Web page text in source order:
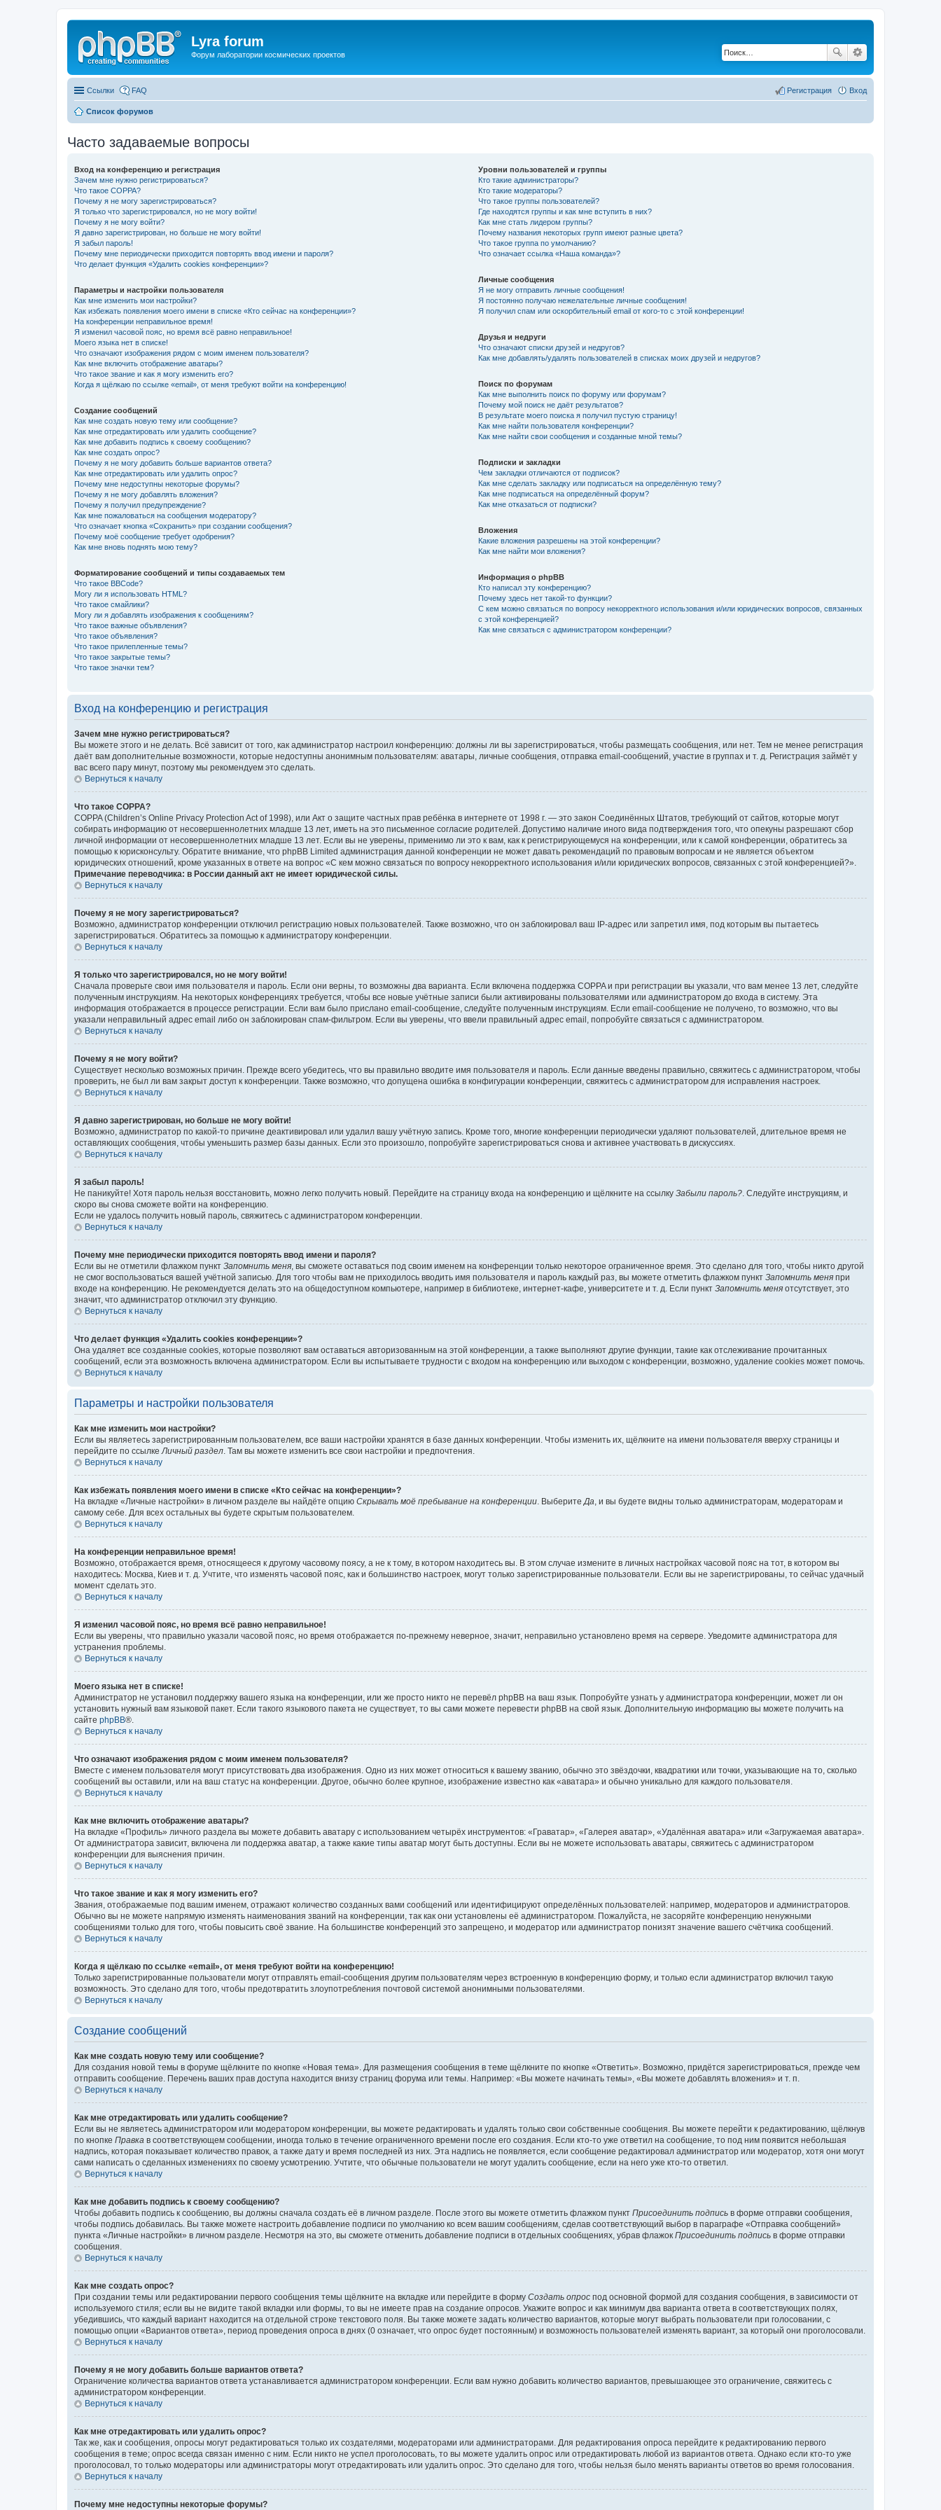
Lyra forum
Форум лаборатории космических проектов
Ссылки FAQ Вход
Регистрация
Список форумов
Часто задаваемые вопросы
Вход на конференцию и регистрация
Зачем мне нужно регистрироваться?
Что такое COPPA?
Почему я не могу зарегистрироваться?
Я только что зарегистрировался, но не могу войти!
Почему я не могу войти?
Я давно зарегистрирован, но больше не могу войти!
Я забыл пароль!
Почему мне периодически приходится повторять ввод имени и пароля?
Что делает функция «Удалить cookies конференции»?
Параметры и настройки пользователя
Как мне изменить мои настройки?
Как избежать появления моего имени в списке «Кто сейчас на конференции»?
На конференции неправильное время!
Я изменил часовой пояс, но время всё равно неправильное!
Моего языка нет в списке!
Что означают изображения рядом с моим именем пользователя?
Как мне включить отображение аватары?
Что такое звание и как я могу изменить его?
Когда я щёлкаю по ссылке «email», от меня требуют войти на конференцию!
Создание сообщений
Как мне создать новую тему или сообщение?
Как мне отредактировать или удалить сообщение?
Как мне добавить подпись к своему сообщению?
Как мне создать опрос?
Почему я не могу добавить больше вариантов ответа?
Как мне отредактировать или удалить опрос?
Почему мне недоступны некоторые форумы?
Почему я не могу добавлять вложения?
Почему я получил предупреждение?
Как мне пожаловаться на сообщения модератору?
Что означает кнопка «Сохранить» при создании сообщения?
Почему моё сообщение требует одобрения?
Как мне вновь поднять мою тему?
Форматирование сообщений и типы создаваемых тем
Что такое BBCode?
Могу ли я использовать HTML?
Что такое смайлики?
Могу ли я добавлять изображения к сообщениям?
Что такое важные объявления?
Что такое объявления?
Что такое прилепленные темы?
Что такое закрытые темы?
Что такое значки тем?
Уровни пользователей и группы
Кто такие администраторы?
Кто такие модераторы?
Что такое группы пользователей?
Где находятся группы и как мне вступить в них?
Как мне стать лидером группы?
Почему названия некоторых групп имеют разные цвета?
Что такое группа по умолчанию?
Что означает ссылка «Наша команда»?
Личные сообщения
Я не могу отправить личные сообщения!
Я постоянно получаю нежелательные личные сообщения!
Я получил спам или оскорбительный email от кого-то с этой конференции!
Друзья и недруги
Что означают списки друзей и недругов?
Как мне добавлять/удалять пользователей в списках моих друзей и недругов?
Поиск по форумам
Как мне выполнить поиск по форуму или форумам?
Почему мой поиск не даёт результатов?
В результате моего поиска я получил пустую страницу!
Как мне найти пользователя конференции?
Как мне найти свои сообщения и созданные мной темы?
Подписки и закладки
Чем закладки отличаются от подписок?
Как мне сделать закладку или подписаться на определённую тему?
Как мне подписаться на определённый форум?
Как мне отказаться от подписки?
Вложения
Какие вложения разрешены на этой конференции?
Как мне найти мои вложения?
Информация о phpBB
Кто написал эту конференцию?
Почему здесь нет такой-то функции?
С кем можно связаться по вопросу некорректного использования и/или юридических вопросов, связанных
с этой конференцией?
Как мне связаться с администратором конференции?
Вход на конференцию и регистрация
Зачем мне нужно регистрироваться?
Вы можете этого и не делать. Всё зависит от того, как администратор настроил конференцию: должны ли вы зарегистрироваться, чтобы размещать сообщения, или нет. Тем не менее регистрация
даёт вам дополнительные возможности, которые недоступны анонимным пользователям: аватары, личные сообщения, отправка email-сообщений, участие в группах и т. д. Регистрация займёт у
вас всего пару минут, поэтому мы рекомендуем это сделать.
Вернуться к началу
Что такое COPPA?
COPPA (Children’s Online Privacy Protection Act of 1998), или Акт о защите частных прав ребёнка в интернете от 1998 г. — это закон Соединённых Штатов, требующий от сайтов, которые могут
собирать информацию от несовершеннолетних младше 13 лет, иметь на это письменное согласие родителей. Допустимо наличие иного вида подтверждения того, что опекуны разрешают сбор
личной информации от несовершеннолетних младше 13 лет. Если вы не уверены, применимо ли это к вам, как к регистрирующемуся на конференции, или к самой конференции, обратитесь за
помощью к юрисконсульту. Обратите внимание, что phpBB Limited администрация данной конференции не может давать рекомендаций по правовым вопросам и не является объектом
юридических отношений, кроме указанных в ответе на вопрос «С кем можно связаться по вопросу некорректного использования и/или юридических вопросов, связанных с этой конференцией?».
Примечание переводчика: в России данный акт не имеет юридической силы.
Вернуться к началу
Почему я не могу зарегистрироваться?
Возможно, администратор конференции отключил регистрацию новых пользователей. Также возможно, что он заблокировал ваш IP-адрес или запретил имя, под которым вы пытаетесь
зарегистрироваться. Обратитесь за помощью к администратору конференции.
Вернуться к началу
Я только что зарегистрировался, но не могу войти!
Сначала проверьте свои имя пользователя и пароль. Если они верны, то возможны два варианта. Если включена поддержка COPPA и при регистрации вы указали, что вам менее 13 лет, следуйте
полученным инструкциям. На некоторых конференциях требуется, чтобы все новые учётные записи были активированы пользователями или администратором до входа в систему. Эта
информация отображается в процессе регистрации. Если вам было прислано email-сообщение, следуйте полученным инструкциям. Если email-сообщение не получено, то возможно, что вы
указали неправильный адрес email либо он заблокирован спам-фильтром. Если вы уверены, что ввели правильный адрес email, попробуйте связаться с администратором.
Вернуться к началу
Почему я не могу войти?
Существует несколько возможных причин. Прежде всего убедитесь, что вы правильно вводите имя пользователя и пароль. Если данные введены правильно, свяжитесь с администратором, чтобы
проверить, не был ли вам закрыт доступ к конференции. Также возможно, что допущена ошибка в конфигурации конференции, свяжитесь с администратором для исправления настроек.
Вернуться к началу
Я давно зарегистрирован, но больше не могу войти!
Возможно, администратор по какой-то причине деактивировал или удалил вашу учётную запись. Кроме того, многие конференции периодически удаляют пользователей, длительное время не
оставляющих сообщения, чтобы уменьшить размер базы данных. Если это произошло, попробуйте зарегистрироваться снова и активнее участвовать в дискуссиях.
Вернуться к началу
Я забыл пароль!
Не паникуйте! Хотя пароль нельзя восстановить, можно легко получить новый. Перейдите на страницу входа на конференцию и щёлкните на ссылку Забыли пароль? . Следуйте инструкциям, и
скоро вы снова сможете войти на конференцию.
Если не удалось получить новый пароль, свяжитесь с администратором конференции.
Вернуться к началу
Почему мне периодически приходится повторять ввод имени и пароля?
Если вы не отметили флажком пункт Запомнить меня , вы сможете оставаться под своим именем на конференции только некоторое ограниченное время. Это сделано для того, чтобы никто другой
не смог воспользоваться вашей учётной записью. Для того чтобы вам не приходилось вводить имя пользователя и пароль каждый раз, вы можете отметить флажком пункт Запомнить меня при
входе на конференцию. Не рекомендуется делать это на общедоступном компьютере, например в библиотеке, интернет-кафе, университете и т. д. Если пункт Запомнить меня отсутствует, это
значит, что администратор отключил эту функцию.
Вернуться к началу
Что делает функция «Удалить cookies конференции»?
Она удаляет все созданные cookies, которые позволяют вам оставаться авторизованным на этой конференции, а также выполняют другие функции, такие как отслеживание прочитанных
сообщений, если эта возможность включена администратором. Если вы испытываете трудности с входом на конференцию или выходом с конференции, возможно, удаление cookies может помочь.
Вернуться к началу
Параметры и настройки пользователя
Как мне изменить мои настройки?
Если вы являетесь зарегистрированным пользователем, все ваши настройки хранятся в базе данных конференции. Чтобы изменить их, щёлкните на имени пользователя вверху страницы и
перейдите по ссылке Личный раздел . Там вы можете изменить все свои настройки и предпочтения.
Вернуться к началу
Как избежать появления моего имени в списке «Кто сейчас на конференции»?
На вкладке «Личные настройки» в личном разделе вы найдёте опцию Скрывать моё пребывание на конференции . Выберите Да , и вы будете видны только администраторам, модераторам и
самому себе. Для всех остальных вы будете скрытым пользователем.
Вернуться к началу
На конференции неправильное время!
Возможно, отображается время, относящееся к другому часовому поясу, а не к тому, в котором находитесь вы. В этом случае измените в личных настройках часовой пояс на тот, в котором вы
находитесь: Москва, Киев и т. д. Учтите, что изменять часовой пояс, как и большинство настроек, могут только зарегистрированные пользователи. Если вы не зарегистрированы, то сейчас удачный
момент сделать это.
Вернуться к началу
Я изменил часовой пояс, но время всё равно неправильное!
Если вы уверены, что правильно указали часовой пояс, но время отображается по-прежнему неверное, значит, неправильно установлено время на сервере. Уведомите администратора для
устранения проблемы.
Вернуться к началу
Моего языка нет в списке!
Администратор не установил поддержку вашего языка на конференции, или же просто никто не перевёл phpBB на ваш язык. Попробуйте узнать у администратора конференции, может ли он
установить нужный вам языковой пакет. Если такого языкового пакета не существует, то вы сами можете перевести phpBB на свой язык. Дополнительную информацию вы можете получить на
сайте phpBB®.
Вернуться к началу
Что означают изображения рядом с моим именем пользователя?
Вместе с именем пользователя могут присутствовать два изображения. Одно из них может относиться к вашему званию, обычно это звёздочки, квадратики или точки, указывающие на то, сколько
сообщений вы оставили, или на ваш статус на конференции. Другое, обычно более крупное, изображение известно как «аватара» и обычно уникально для каждого пользователя.
Вернуться к началу
Как мне включить отображение аватары?
На вкладке «Профиль» личного раздела вы можете добавить аватару с использованием четырёх инструментов: «Граватар», «Галерея аватар», «Удалённая аватара» или «Загружаемая аватара».
От администратора зависит, включена ли поддержка аватар, а также какие типы аватар могут быть доступны. Если вы не можете использовать аватары, свяжитесь с администратором
конференции для выяснения причин.
Вернуться к началу
Что такое звание и как я могу изменить его?
Звания, отображаемые под вашим именем, отражают количество созданных вами сообщений или идентифицируют определённых пользователей: например, модераторов и администраторов.
Обычно вы не можете напрямую изменять наименования званий на конференции, так как они установлены её администратором. Пожалуйста, не засоряйте конференцию ненужными
сообщениями только для того, чтобы повысить своё звание. На большинстве конференций это запрещено, и модератор или администратор понизят значение вашего счётчика сообщений.
Вернуться к началу
Когда я щёлкаю по ссылке «email», от меня требуют войти на конференцию!
Только зарегистрированные пользователи могут отправлять email-сообщения другим пользователям через встроенную в конференцию форму, и только если администратор включил такую
возможность. Это сделано для того, чтобы предотвратить злоупотребления почтовой системой анонимными пользователями.
Вернуться к началу
Создание сообщений
Как мне создать новую тему или сообщение?
Для создания новой темы в форуме щёлкните по кнопке «Новая тема». Для размещения сообщения в теме щёлкните по кнопке «Ответить». Возможно, придётся зарегистрироваться, прежде чем
отправить сообщение. Перечень ваших прав доступа находится внизу страниц форума или темы. Например: «Вы можете начинать темы», «Вы можете добавлять вложения» и т. п.
Вернуться к началу
Как мне отредактировать или удалить сообщение?
Если вы не являетесь администратором или модератором конференции, вы можете редактировать и удалять только свои собственные сообщения. Вы можете перейти к редактированию, щёлкнув
по кнопке Правка в соответствующем сообщении, иногда только в течение ограниченного времени после его создания. Если кто-то уже ответил на сообщение, то под ним появится небольшая
надпись, которая показывает количество правок, а также дату и время последней из них. Эта надпись не появляется, если сообщение редактировал администратор или модератор, хотя они могут
сами написать о сделанных изменениях по своему усмотрению. Учтите, что обычные пользователи не могут удалить сообщение, если на него уже кто-то ответил.
Вернуться к началу
Как мне добавить подпись к своему сообщению?
Чтобы добавить подпись к сообщению, вы должны сначала создать её в личном разделе. После этого вы можете отметить флажком пункт Присоединить подпись в форме отправки сообщения,
чтобы подпись добавилась. Вы также можете настроить добавление подписи по умолчанию ко всем вашим сообщениям, сделав соответствующий выбор в параграфе «Отправка сообщений»
пункта «Личные настройки» в личном разделе. Несмотря на это, вы сможете отменить добавление подписи в отдельных сообщениях, убрав флажок Присоединить подпись в форме отправки
сообщения.
Вернуться к началу
Как мне создать опрос?
При создании темы или редактировании первого сообщения темы щёлкните на вкладке или перейдите в форму Создать опрос под основной формой для создания сообщения, в зависимости от
используемого стиля; если вы не видите такой вкладки или формы, то вы не имеете прав на создание опросов. Укажите вопрос и как минимум два варианта ответа в соответствующих полях,
убедившись, что каждый вариант находится на отдельной строке текстового поля. Вы также можете задать количество вариантов, которые могут выбрать пользователи при голосовании, с
помощью опции «Вариантов ответа», период проведения опроса в днях (0 означает, что опрос будет постоянным) и возможность пользователей изменять вариант, за который они проголосовали.
Вернуться к началу
Почему я не могу добавить больше вариантов ответа?
Ограничение количества вариантов ответа устанавливается администратором конференции. Если вам нужно добавить количество вариантов, превышающее это ограничение, свяжитесь с
администратором конференции.
Вернуться к началу
Как мне отредактировать или удалить опрос?
Так же, как и сообщения, опросы могут редактироваться только их создателями, модераторами или администраторами. Для редактирования опроса перейдите к редактированию первого
сообщения в теме; опрос всегда связан именно с ним. Если никто не успел проголосовать, то вы можете удалить опрос или отредактировать любой из вариантов ответа. Однако если кто-то уже
проголосовал, то только модераторы или администраторы могут отредактировать или удалить опрос. Это сделано для того, чтобы нельзя было менять варианты ответов во время голосования.
Вернуться к началу
Почему мне недоступны некоторые форумы?